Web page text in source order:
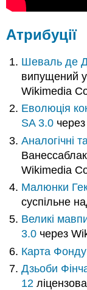
Атрибуції
Шеваль де
випущений
Wikimedia
Еволюція
SA 3.0
Аналогічні
Wikimedia
Малюнки
суспільне
Великі
3.0 через
Карта
Дзьоби
12